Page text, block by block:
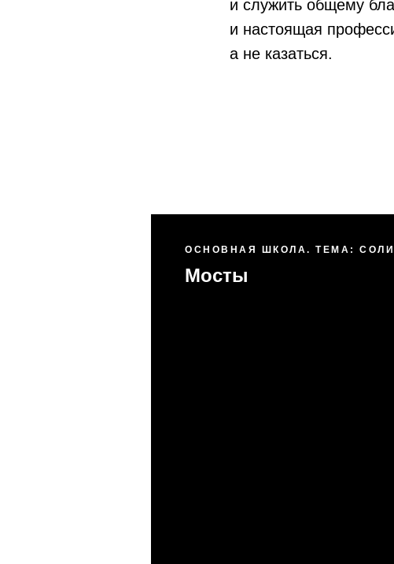
и служить общему
и настоящая
а не казаться.
ОСНОВНАЯ ШКОЛА. ТЕМА:
Мосты